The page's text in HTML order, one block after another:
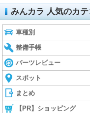
みんカラ 人気のカテ
車種別
整備手帳
パーツレビュー
スポット
まとめ
【PR】ショッピング